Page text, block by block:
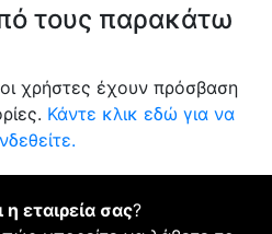
τους παρακάτω
χρήστες έχουν πρόσβαση
Κάντε κλικ εδώ για να
η εταιρεία σας?